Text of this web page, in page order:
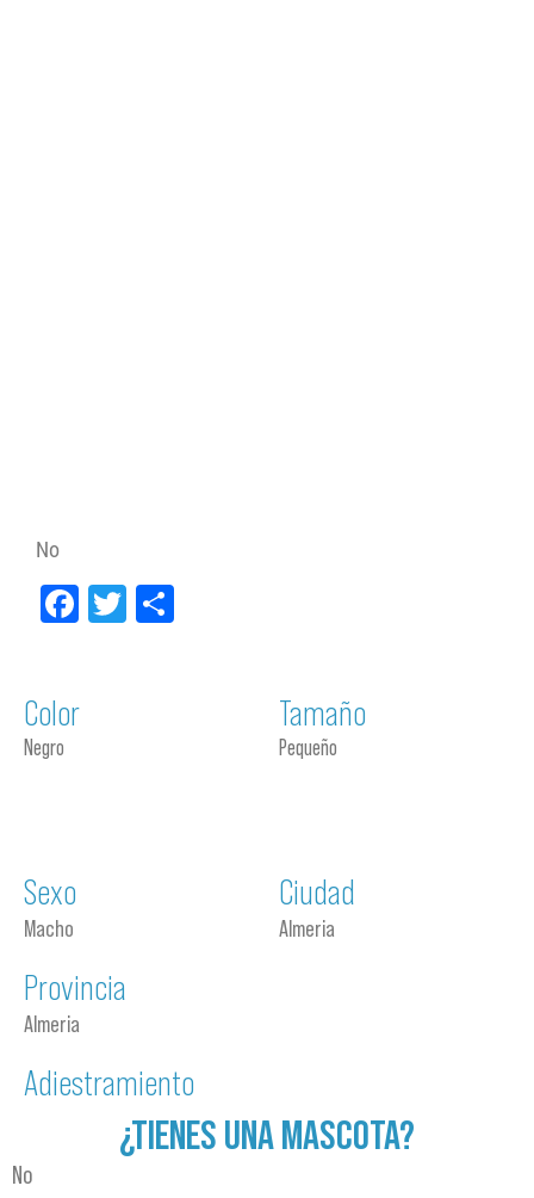
No
Facebook
Twitter
Color
Negro
Tamaño
Pequeño
Sexo
Macho
Ciudad
Almeria
Provincia
Almeria
Adiestramiento
¿TIENES UNA MASCOTA?
No